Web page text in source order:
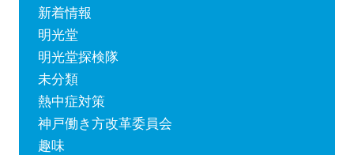
新着情報
明光堂
明光堂探検隊
未分類
熱中症対策
神戸働き方改革委員会
趣味